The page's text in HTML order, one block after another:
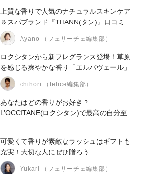
上質な香りで人気のナチュラルスキンケア
＆スパブランド『THANN(タン)』口コミ...
Ayano （フェリーチェ編集部）
ロクシタンから新フレグランス登場！草原
を感じる爽やかな香り「エルバヴェール」
chihori （felice編集部）
あなたはどの香りがお好き？
L’OCCITANE(ロクシタン)で最高の自分至...
可愛くて香りが素敵なラッシュはギフトも
充実！大切な人にぜひ贈ろう
Yukari （フェリーチェ編集部）